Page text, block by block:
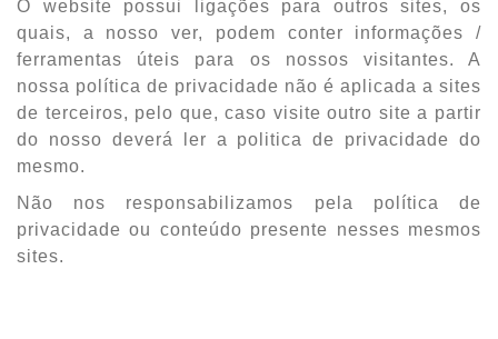
O website possui ligações para outros sites, os
quais, a nosso ver, podem conter informações /
ferramentas úteis para os nossos visitantes. A
nossa política de privacidade não é aplicada a sites
de terceiros, pelo que, caso visite outro site a partir
do nosso deverá ler a politica de privacidade do
mesmo.
Não nos responsabilizamos pela política de
privacidade ou conteúdo presente nesses mesmos
sites.